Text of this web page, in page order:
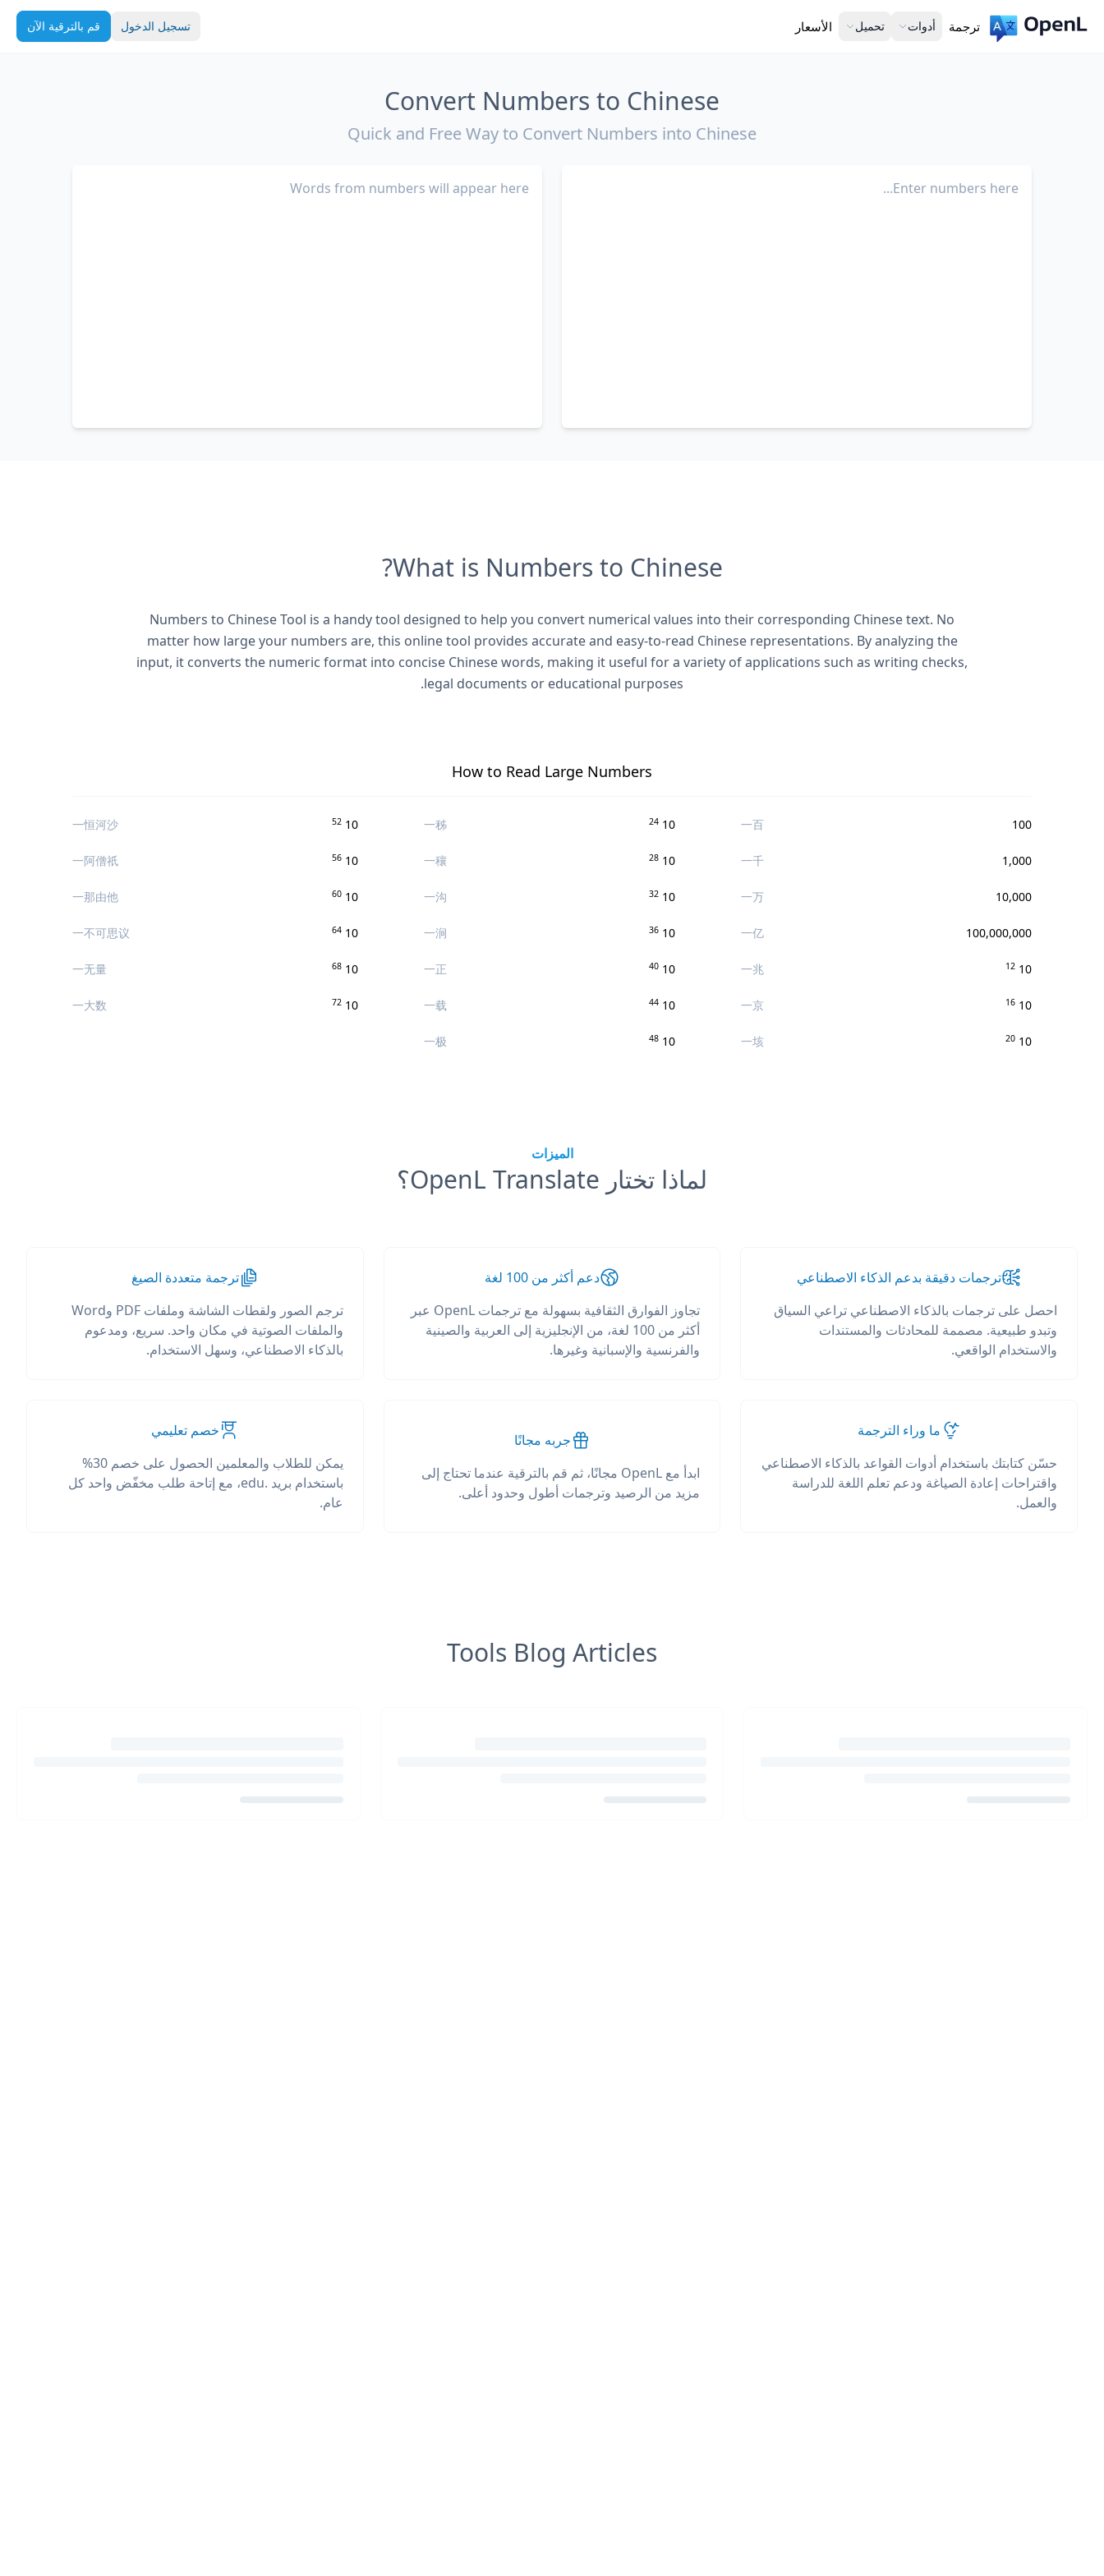
ترجمة أدوات تحميل الأسعار تسجيل الدخول قم بالترقية الآن
Convert Numbers to Chinese
Quick and Free Way to Convert Numbers into Chinese
Words from numbers will appear here
What is Numbers to Chinese?
Numbers to Chinese Tool is a handy tool designed to help you convert numerical values into their corresponding Chinese text. No
matter how large your numbers are, this online tool provides accurate and easy-to-read Chinese representations. By analyzing the
input, it converts the numeric format into concise Chinese words, making it useful for a variety of applications such as writing checks,
legal documents or educational purposes.
How to Read Large Numbers
100
一百
1,000
一千
10,000
一万
100,000,000
一亿
10
12
一兆
10
16
一京
10
20
一垓
10
24
一秭
10
28
一穰
10
32
一沟
10
36
一涧
10
40
一正
10
44
一载
10
48
一极
10
52
一恒河沙
10
56
一阿僧祇
10
60
一那由他
10
64
一不可思议
10
68
一无量
10
72
一大数
الميزات
لماذا تختار OpenL Translate؟
ترجمات دقيقة بدعم الذكاء الاصطناعي
احصل على ترجمات بالذكاء الاصطناعي تراعي السياق
وتبدو طبيعية. مصممة للمحادثات والمستندات
والاستخدام الواقعي.
دعم أكثر من 100 لغة
تجاوز الفوارق الثقافية بسهولة مع ترجمات OpenL عبر
أكثر من 100 لغة، من الإنجليزية إلى العربية والصينية
والفرنسية والإسبانية وغيرها.
ترجمة متعددة الصيغ
ترجم الصور ولقطات الشاشة وملفات PDF وWord
والملفات الصوتية في مكان واحد. سريع، ومدعوم
بالذكاء الاصطناعي، وسهل الاستخدام.
ما وراء الترجمة
حسّن كتابتك باستخدام أدوات القواعد بالذكاء الاصطناعي
واقتراحات إعادة الصياغة ودعم تعلم اللغة للدراسة
والعمل.
جربه مجانًا
ابدأ مع OpenL مجانًا، ثم قم بالترقية عندما تحتاج إلى
مزيد من الرصيد وترجمات أطول وحدود أعلى.
خصم تعليمي
يمكن للطلاب والمعلمين الحصول على خصم 30%
باستخدام بريد .edu، مع إتاحة طلب مخفّض واحد كل
عام.
Tools Blog Articles